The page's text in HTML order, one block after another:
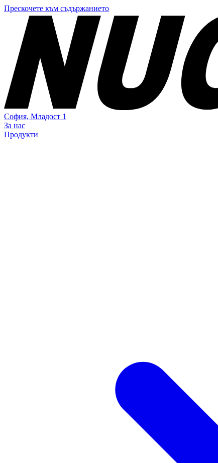
Прескочете към съдържанието
София, Младост 1
За нас
Продукти